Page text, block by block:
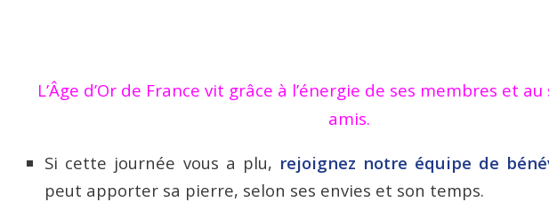
L’Âge d’Or de France vit grâce à l’énergie de ses membres et
amis.
Si cette journée vous a plu, rejoignez notre équipe de
peut apporter sa pierre, selon ses envies et son temps.